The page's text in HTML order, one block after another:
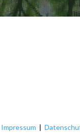
Impressum |